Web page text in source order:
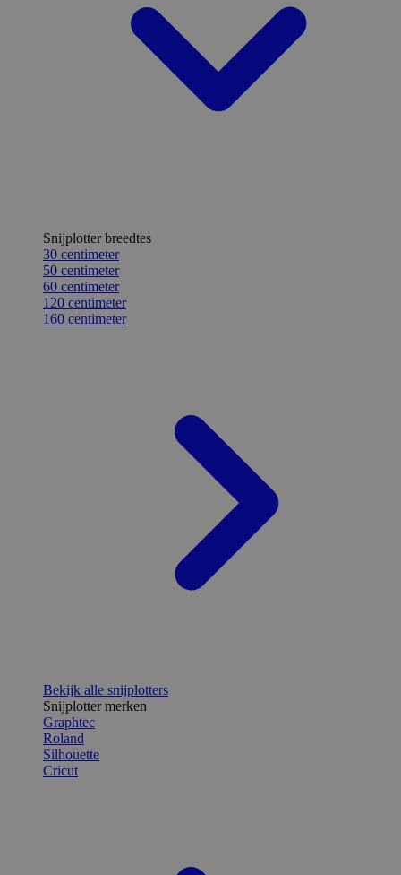
Snijplotter breedtes
30 centimeter
50 centimeter
60 centimeter
120 centimeter
160 centimeter
Bekijk alle snijplotters
Snijplotter merken
Graphtec
Roland
Silhouette
Cricut